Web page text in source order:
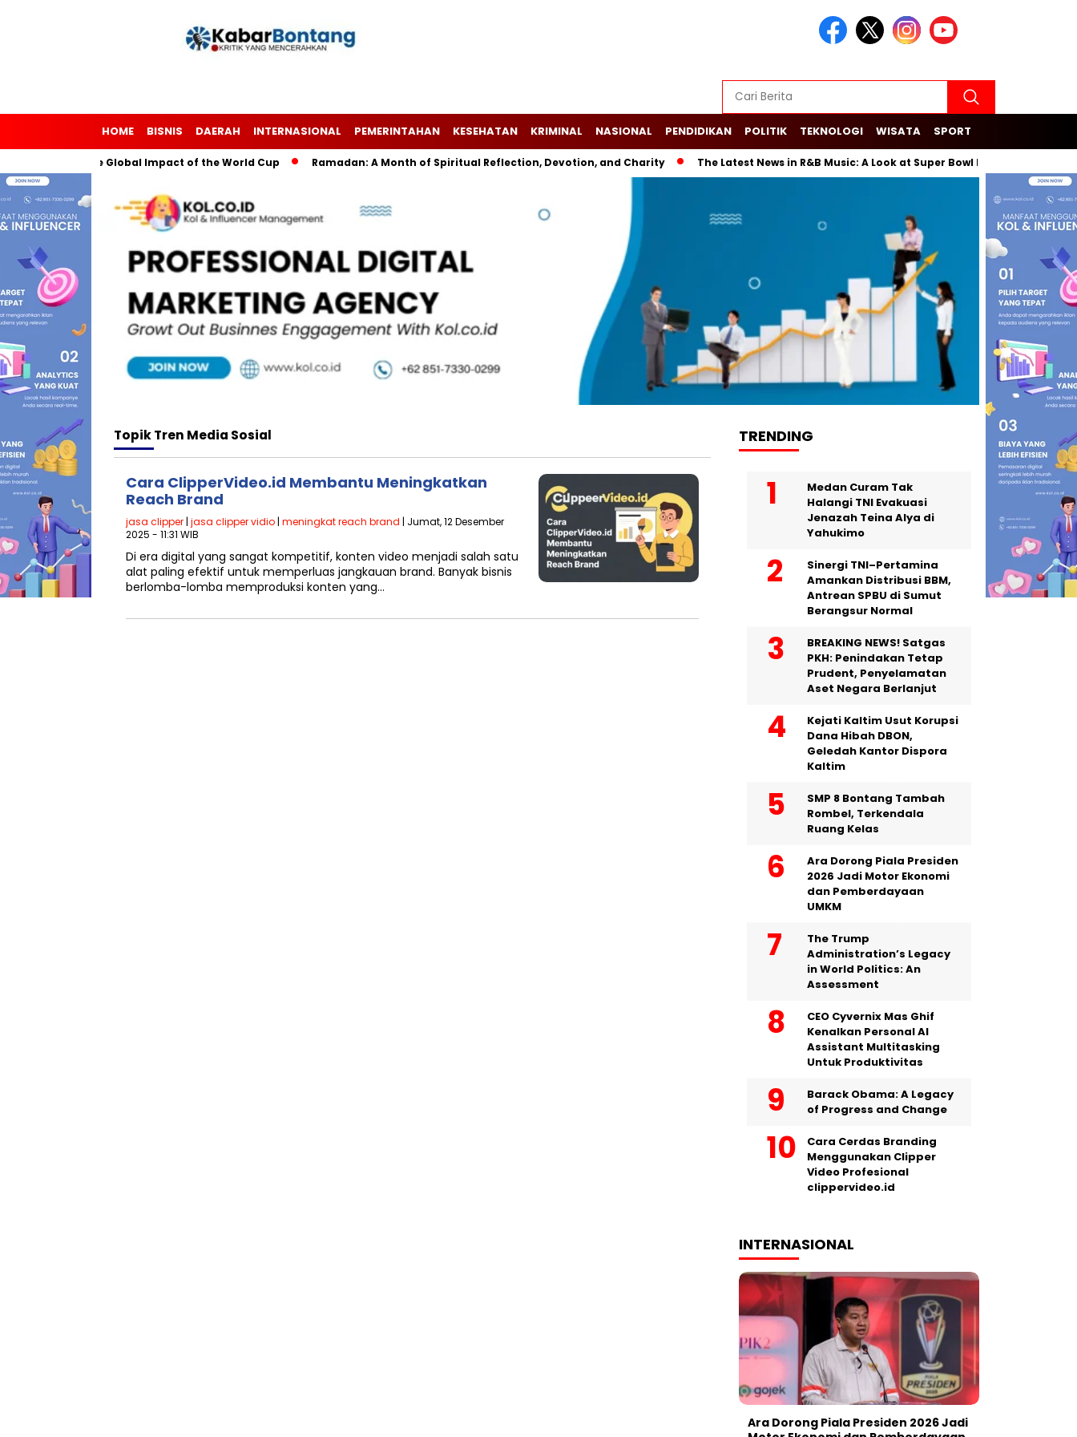
HOME BISNIS DAERAH INTERNASIONAL PEMERINTAHAN KESEHATAN KRIMINAL NASIONAL PENDIDIKAN POLITIK TEKNOLOGI WISATA SPORT
Soccer: The Global Impact of the World Cup Ramadan: A Month of Spiritual Reflection, Devotion, and Charity The Latest News in R&B Music: A Look at Super Bowl Performances, New
TopikTren Media Sosial
Cara ClipperVideo.id Membantu Meningkatkan
Reach Brand
jasa clipper | jasa clipper vidio | meningkat reach brand | Jumat, 12 Desember
2025 - 11:31 WIB
Di era digital yang sangat kompetitif, konten video menjadi salah satu
alat paling efektif untuk memperluas jangkauan brand. Banyak bisnis
berlomba-lomba memproduksi konten yang…
TRENDING
Medan Curam Tak
Halangi TNI Evakuasi
Jenazah Teina Alya di
Yahukimo
Sinergi TNI–Pertamina
Amankan Distribusi BBM,
Antrean SPBU di Sumut
Berangsur Normal
BREAKING NEWS! Satgas
PKH: Penindakan Tetap
Prudent, Penyelamatan
Aset Negara Berlanjut
Kejati Kaltim Usut Korupsi
Dana Hibah DBON,
Geledah Kantor Dispora
Kaltim
SMP 8 Bontang Tambah
Rombel, Terkendala
Ruang Kelas
Ara Dorong Piala Presiden
2026 Jadi Motor Ekonomi
dan Pemberdayaan
UMKM
The Trump
Administration’s Legacy
in World Politics: An
Assessment
CEO Cyvernix Mas Ghif
Kenalkan Personal AI
Assistant Multitasking
Untuk Produktivitas
Barack Obama: A Legacy
of Progress and Change
Cara Cerdas Branding
Menggunakan Clipper
Video Profesional
clippervideo.id
INTERNASIONAL
Ara Dorong Piala Presiden 2026 Jadi